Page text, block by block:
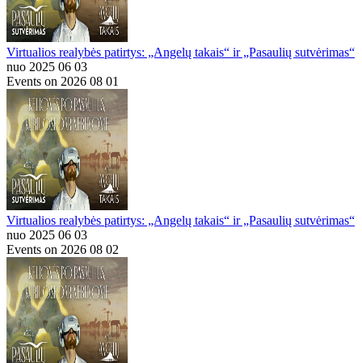
Virtualios realybės patirtys: „Angelų takais“ ir „Pasaulių sutvėrimas“
nuo 2025 06 03
Events on 2026 08 01
Virtualios realybės patirtys: „Angelų takais“ ir „Pasaulių sutvėrimas“
nuo 2025 06 03
Events on 2026 08 02